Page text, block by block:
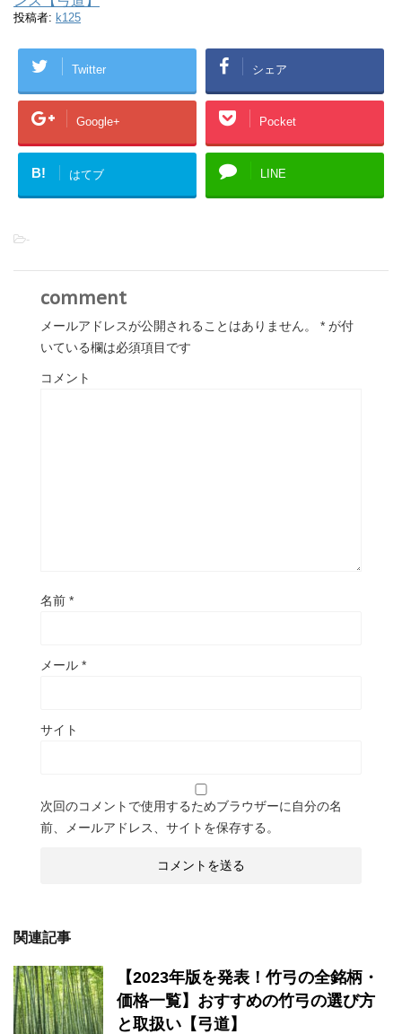
投稿者: k125
Twitter シェア
Google+ Pocket
B! はてブ LINE
-
comment
メールアドレスが公開されることはありません。 * が付
いている欄は必須項目です
コメント
名前 *
メール *
サイト
次回のコメントで使用するためブラウザーに自分の名
前、メールアドレス、サイトを保存する。
関連記事
【2023年版を発表！竹弓の全銘柄・
価格一覧】おすすめの竹弓の選び方
と取扱い【弓道】